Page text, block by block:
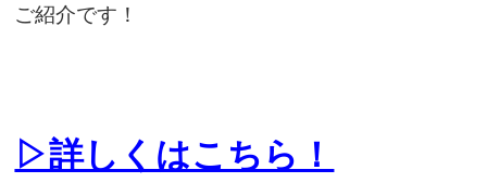
ご紹介です！
▷詳しくはこちら！